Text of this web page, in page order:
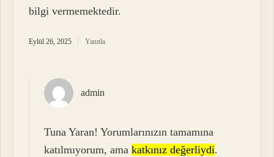
bilgi vermemektedir.
Eylül 26, 2025 Yanıtla
admin
Tuna Yaran! Yorumlarınızın tamamına
katılmıyorum, amakatkınız değerliydi.